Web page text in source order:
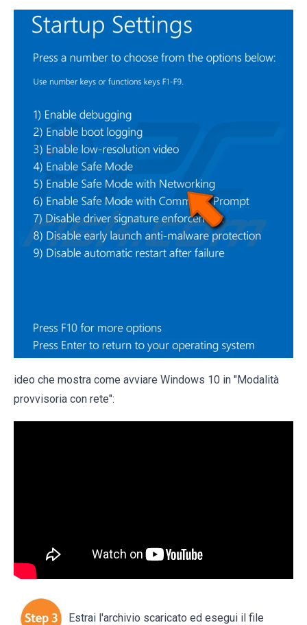
ideo che mostra come avviare Windows 10 in "Modalità
provvisoria con rete":
Estrai l'archivio scaricato ed esegui il file